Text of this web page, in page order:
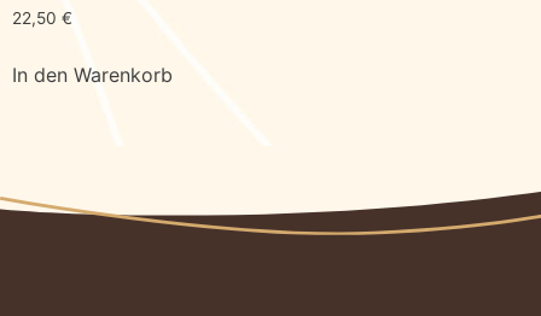
22,50 €
In den Warenkorb